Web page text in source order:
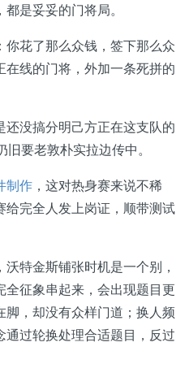
是妥妥的门将局。
花了那么众钱，签下那么众
线的门将，外加一条死拼的
没搞分明己方正在这支队的
要老敦朴实拉边传中。
制作 ，这对热身赛来说不稀
完全人发上岗证，顺带测试
特金斯铺张时机是一个别，
征象串起来，会出现题目更
，却没有众样门道；换人频
过轮换处理合适题目，反过